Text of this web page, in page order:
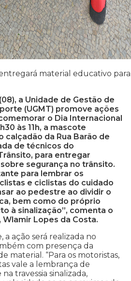
material educativo para
a Unidade de Gestão de
(UGMT) promove ações
o Dia Internacional
às 11h, a mascote
calçadão da Rua Barão de
de técnicos do
para entregar
segurança no trânsito.
para lembrar os
e ciclistas do cuidado
ao pedestre ao dividir o
bem como do próprio
à sinalização”, comenta o
Lopes da Costa.
ação será realizada no
com presença da
material. “Para os motoristas,
vale a lembrança de
travessia sinalizada,